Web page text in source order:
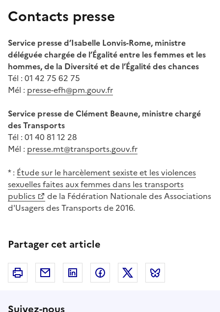
Contacts presse
Service presse d’Isabelle Lonvis-Rome, ministre
déléguée chargée de l’Égalité entre les femmes et les
hommes, de la Diversité et de l’Égalité des chances
Tél : 01 42 75 62 75
Mél : presse-efh@pm.gouv.fr
Service presse de Clément Beaune, ministre chargé
des Transports
Tél : 01 40 81 12 28
Mél : presse.mt@transports.gouv.fr
* : Étude sur le harcèlement sexiste et les violences
sexuelles faites aux femmes dans les transports
publics
de la Fédération Nationale des Associations
d'Usagers des Transports de 2016.
Partager cet article
Imprimer Courriel Linkedin FacebookTwitter